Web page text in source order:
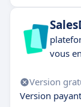
vous
Version
Version